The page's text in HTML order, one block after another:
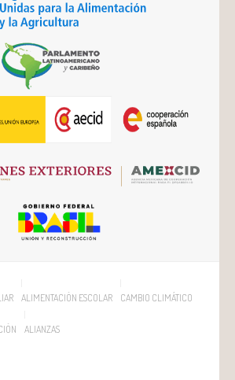
ALIMENTACIÓN ESCOLAR CAMBIO CLIMÁTICO
ALIANZAS